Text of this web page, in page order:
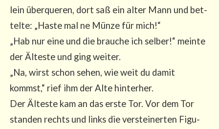
lein über­que­ren, dort saß ein alter Mann und bet­
tel­te: „Has­te mal ne Mün­ze für mich!“
„Hab nur eine und die brau­che ich sel­ber!“ mein­te
der Ältes­te und ging wei­ter.
„Na, wirst schon sehen, wie weit du damit
kommst,“ rief ihm der Alte hin­ter­her.
Der Ältes­te kam an das ers­te Tor. Vor dem Tor
stan­den rechts und links die ver­stei­ner­ten Figu­